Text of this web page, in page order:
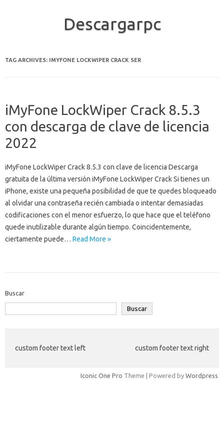
Descargarpc
TAG ARCHIVES: IMYFONE LOCKWIPER CRACK SER
iMyFone LockWiper Crack 8.5.3
con descarga de clave de licencia
2022
iMyFone LockWiper Crack 8.5.3 con clave de licencia Descarga
gratuita de la última versión iMyFone LockWiper Crack Si tienes un
iPhone, existe una pequeña posibilidad de que te quedes bloqueado
al olvidar una contraseña recién cambiada o intentar demasiadas
codificaciones con el menor esfuerzo, lo que hace que el teléfono
quede inutilizable durante algún tiempo. Coincidentemente,
ciertamente puede… Read More »
Buscar
Buscar
custom footer text left custom footer text right
Iconic One Pro Theme | Powered by Wordpress